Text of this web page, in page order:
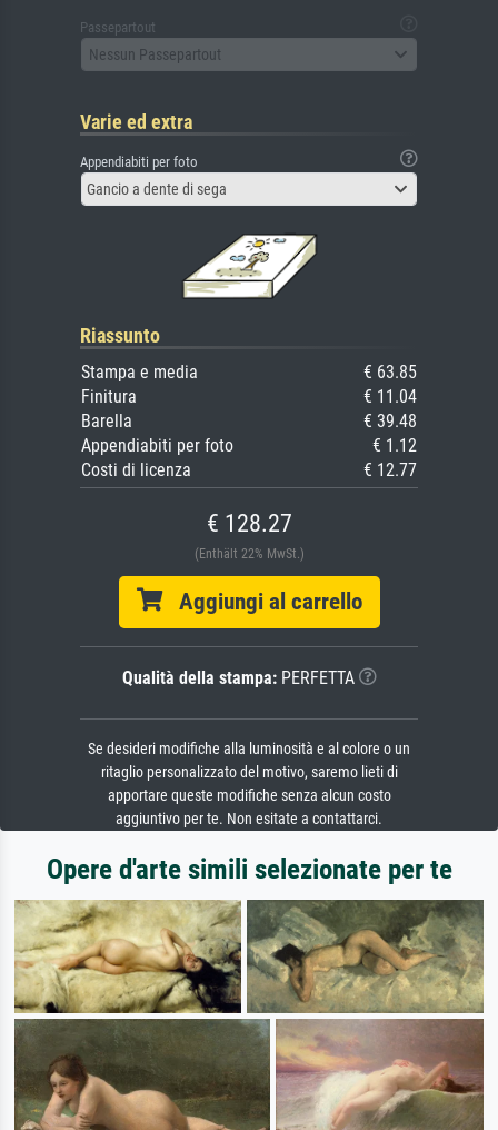
Passepartout
Nessun Passepartout
Varie ed extra
Appendiabiti per foto
Gancio a dente di sega
Riassunto
Stampa e media
€ 63.85
Finitura
€ 11.04
Barella
€ 39.48
Appendiabiti per foto
€ 1.12
Costi di licenza
€ 12.77
€ 128.27
(Enthält 22% MwSt.)
Aggiungi al carrello
Qualità della stampa:PERFETTA
Se desideri modifiche alla luminosità e al colore o un
ritaglio personalizzato del motivo, saremo lieti di
apportare queste modifiche senza alcun costo
aggiuntivo per te. Non esitate a contattarci.
Opere d'arte simili selezionate per te